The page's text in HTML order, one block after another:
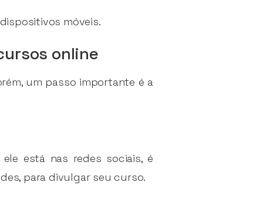
móveis.
online
um passo importante é a
está nas redes sociais, é
para divulgar seu curso.